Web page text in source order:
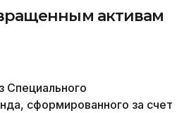
активам
Специального
сформированного за счет